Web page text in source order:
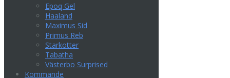
Epoq Gel
Haaland
Maximus Sid
Primus Reb
Starkotter
Tabatha
Västerbo Surprised
Kommande